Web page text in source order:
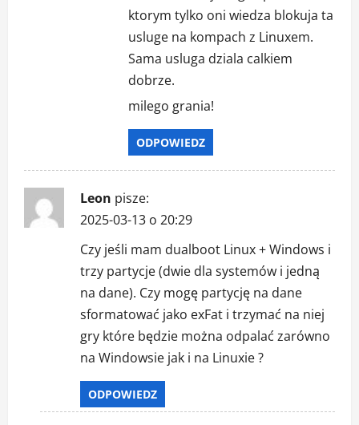
ktorym tylko oni wiedza blokuja ta
usluge na kompach z Linuxem.
Sama usluga dziala calkiem
dobrze.
milego grania!
ODPOWIEDZ
Leon pisze:
2025-03-13 o 20:29
Czy jeśli mam dualboot Linux + Windows i
trzy partycje (dwie dla systemów i jedną
na dane). Czy mogę partycję na dane
sformatować jako exFat i trzymać na niej
gry które będzie można odpalać zarówno
na Windowsie jak i na Linuxie ?
ODPOWIEDZ